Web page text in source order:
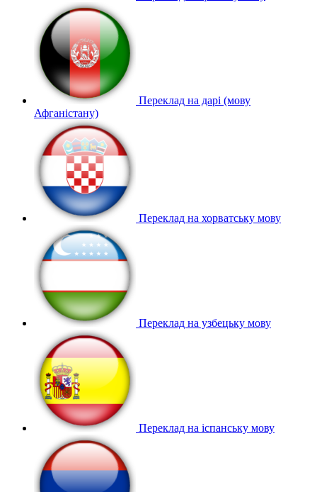
Переклад на дарі (мову
Афганістану)
Переклад на хорватську мову
Переклад на узбецьку мову
Переклад на іспанську мову